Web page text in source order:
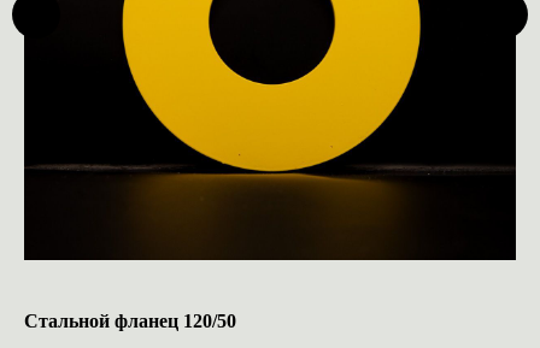
Стальной фланец 120/50